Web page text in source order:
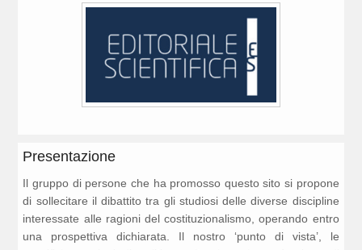
Presentazione
Il gruppo di persone che ha promosso questo sito si propone
di sollecitare il dibattito tra gli studiosi delle diverse discipline
interessate alle ragioni del costituzionalismo, operando entro
una prospettiva dichiarata. Il nostro ‘punto di vista’, le